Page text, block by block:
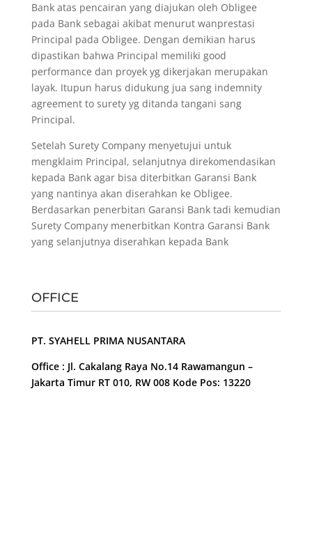
Bank atas pencairan yang diajukan oleh Obligee
pada Bank sebagai akibat menurut wanprestasi
Principal pada Obligee. Dengan demikian harus
dipastikan bahwa Principal memiliki good
performance dan proyek yg dikerjakan merupakan
layak. Itupun harus didukung jua sang indemnity
agreement to surety yg ditanda tangani sang
Principal.
Setelah Surety Company menyetujui untuk
mengklaim Principal, selanjutnya direkomendasikan
kepada Bank agar bisa diterbitkan Garansi Bank
yang nantinya akan diserahkan ke Obligee.
Berdasarkan penerbitan Garansi Bank tadi kemudian
Surety Company menerbitkan Kontra Garansi Bank
yang selanjutnya diserahkan kepada Bank
OFFICE
PT. SYAHELL PRIMA NUSANTARA
Office : Jl. Cakalang Raya No.14 Rawamangun –
Jakarta Timur RT 010, RW 008 Kode Pos: 13220